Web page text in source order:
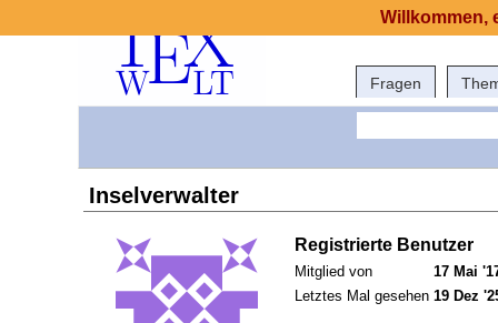
Fragen
Inselverwalter
Registrierte Benutzer
Mitglied von
17 Mai
Letztes Mal gesehen 19 Dez
Willkommen,